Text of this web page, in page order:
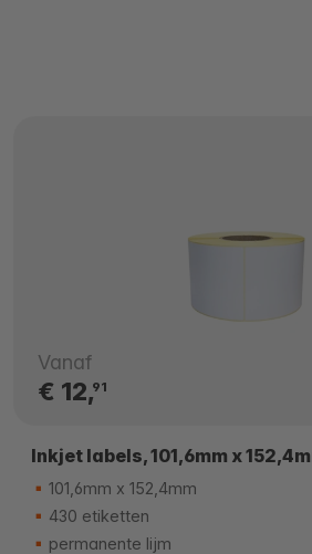
Vanaf
€ 12,91
Inkjet labels, 101,6mm x
101,6mm x 152,4mm
430 etiketten
permanente lijm